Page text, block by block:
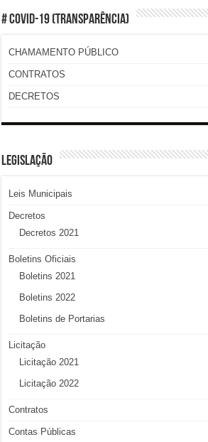
# COVID-19 (TRANSPARÊNCIA)
CHAMAMENTO PÚBLICO
CONTRATOS
DECRETOS
LEGISLAÇÃO
Leis Municipais
Decretos
Decretos 2021
Boletins Oficiais
Boletins 2021
Boletins 2022
Boletins de Portarias
Licitação
Licitação 2021
Licitação 2022
Contratos
Contas Públicas